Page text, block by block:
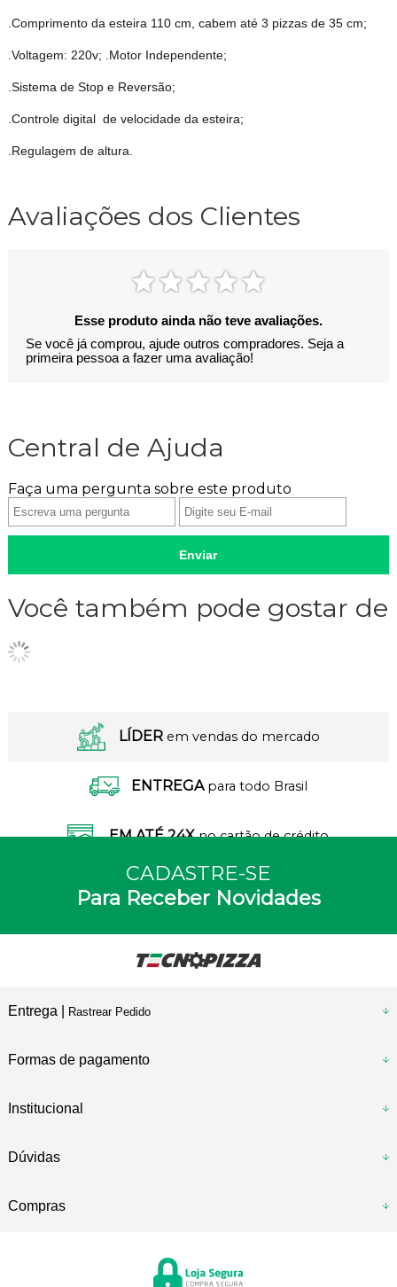
.Comprimento da esteira 110 cm, cabem até 3 pizzas de 35 cm;
.Voltagem: 220v; .Motor Independente;
.Sistema de Stop e Reversão;
.Controle digital de velocidade da esteira;
.Regulagem de altura.
Avaliações dos Clientes
Esse produto ainda não teve avaliações.
Se você já comprou, ajude outros compradores. Seja a
primeira pessoa a fazer uma avaliação!
Central de Ajuda
Faça uma pergunta sobre este produto
Enviar
Você também pode gostar de
LÍDER em vendas do mercado
ENTREGA para todo Brasil
EM ATÉ 24X no cartão de crédito
CADASTRE-SE
Para Receber Novidades
Entrega | Rastrear Pedido
Formas de pagamento
Institucional
Dúvidas
Compras